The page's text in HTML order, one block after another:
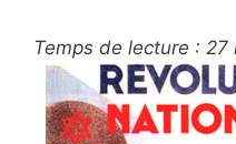
Temps de lecture : 27